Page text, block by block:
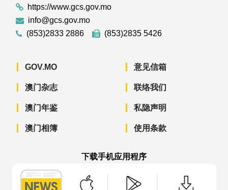
https://www.gcs.gov.mo
info@gcs.gov.mo
(853)2833 2886
(853)2835 5426
GOV.MO
澳门杂志
澳门年鉴
澳门相簿
意见信箱
联络我们
私隐声明
使用条款
下载手机应用程序